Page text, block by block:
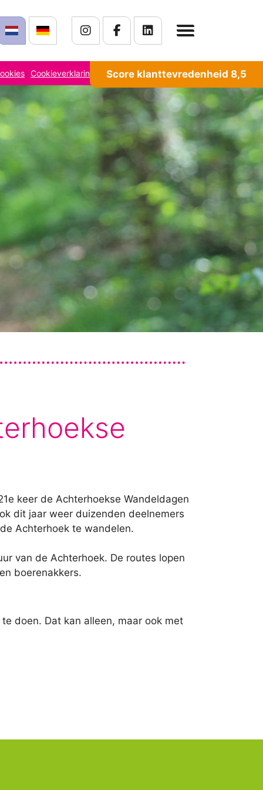
Cookieverklaring Score klanttevredenheid 8,5
keer de Achterhoekse Wandeldagen
dit jaar weer duizenden deelnemers
Achterhoek te wandelen.
van de Achterhoek. De routes lopen
boerenakkers.
doen. Dat kan alleen, maar ook met